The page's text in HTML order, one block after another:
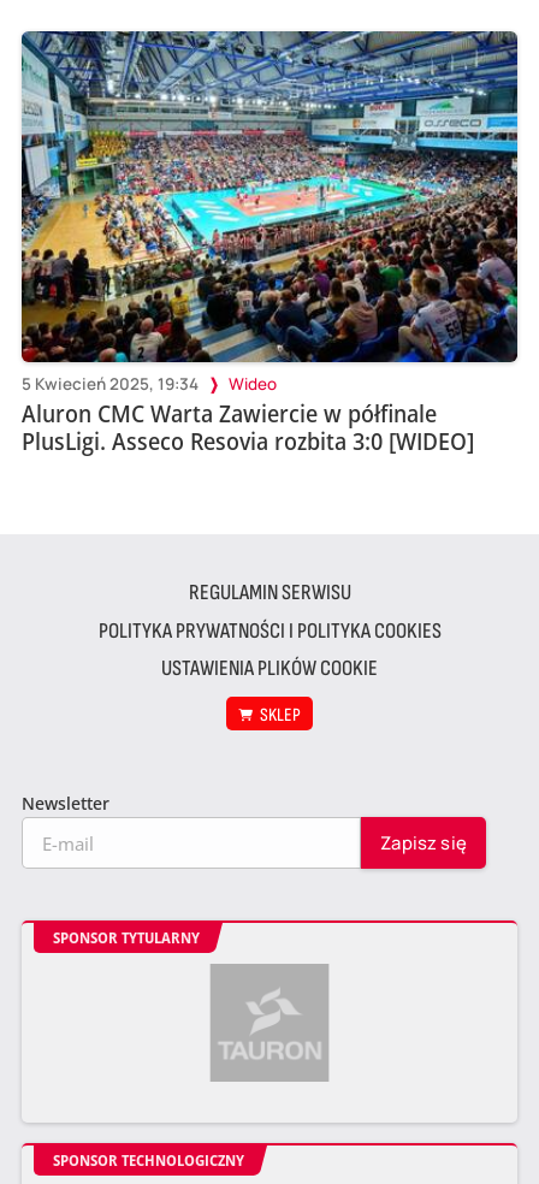
5 Kwiecień 2025, 19:34 Wideo
Aluron CMC Warta Zawiercie w półfinale
PlusLigi. Asseco Resovia rozbita 3:0 [WIDEO]
REGULAMIN SERWISU
POLITYKA PRYWATNOŚCI I POLITYKA COOKIES
USTAWIENIA PLIKÓW COOKIE
SKLEP
Newsletter
SPONSOR TYTULARNY
SPONSOR TECHNOLOGICZNY